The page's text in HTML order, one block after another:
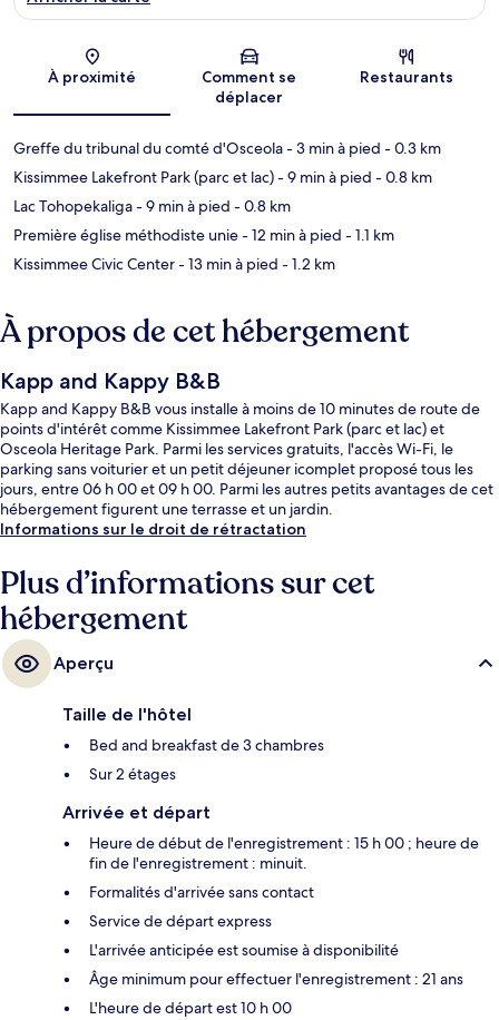
Carte
À proximité
Comment se
déplacer
Restaurants
Greffe du tribunal du comté d'Osceola- 3 min à pied - 0.3 km
Kissimmee Lakefront Park (parc et lac)- 9 min à pied - 0.8 km
Lac Tohopekaliga- 9 min à pied - 0.8 km
Première église méthodiste unie- 12 min à pied - 1.1 km
Kissimmee Civic Center- 13 min à pied - 1.2 km
À propos de cet hébergement
Kapp and Kappy B&B
Kapp and Kappy B&B vous installe à moins de 10 minutes de route de
points d'intérêt comme Kissimmee Lakefront Park (parc et lac) et
Osceola Heritage Park. Parmi les services gratuits, l'accès Wi-Fi, le
parking sans voiturier et un petit déjeuner icomplet proposé tous les
jours, entre 06 h 00 et 09 h 00. Parmi les autres petits avantages de cet
hébergement figurent une terrasse et un jardin.
Informations sur le droit de rétractation
Plus d’informations sur cet
hébergement
Aperçu
Taille de l'hôtel
Bed and breakfast de 3 chambres
Sur 2 étages
Arrivée et départ
Heure de début de l'enregistrement : 15 h 00 ; heure de
fin de l'enregistrement : minuit.
Formalités d'arrivée sans contact
Service de départ express
L'arrivée anticipée est soumise à disponibilité
Âge minimum pour effectuer l'enregistrement : 21 ans
L'heure de départ est 10 h 00